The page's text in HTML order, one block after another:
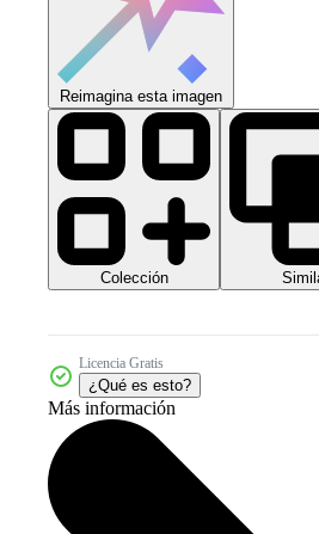
Reimagina esta imagen
Colección
Licencia Gratis
¿Qué es esto?
Más información